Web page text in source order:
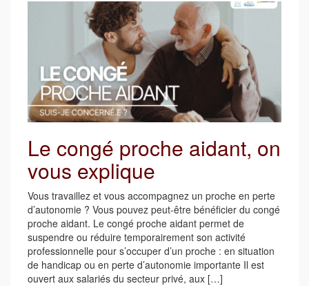
Le congé proche aidant, on
vous explique
Vous travaillez et vous accompagnez un proche en perte
d’autonomie ? Vous pouvez peut-être bénéficier du congé
proche aidant. Le congé proche aidant permet de
suspendre ou réduire temporairement son activité
professionnelle pour s’occuper d’un proche : en situation
de handicap ou en perte d’autonomie importante Il est
ouvert aux salariés du secteur privé, aux […]